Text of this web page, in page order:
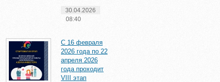
30.04.2026
08:40
С 16 февраля
2026 года по 22
апреля 2026
года проходит
VIII этап